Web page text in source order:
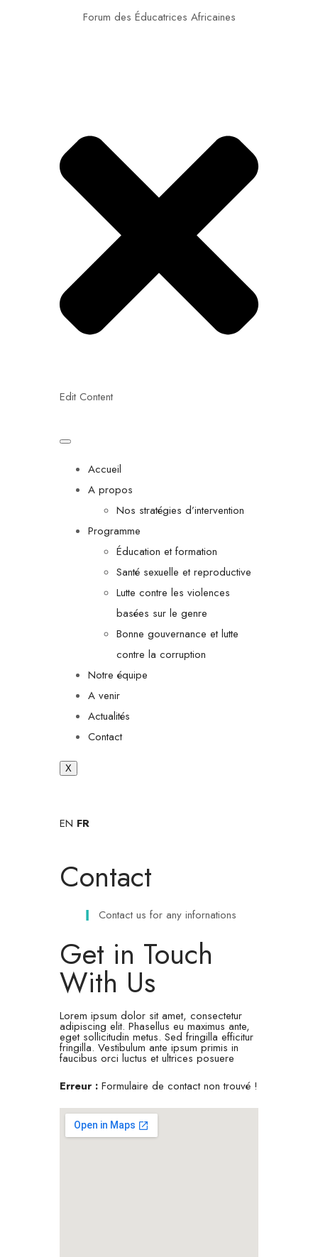
Forum des Éducatrices Africaines
Edit Content
Accueil
A propos
Nos stratégies d’intervention
Programme
Éducation et formation
Santé sexuelle et reproductive
Lutte contre les violences
basées sur le genre
Bonne gouvernance et lutte
contre la corruption
Notre équipe
A venir
Actualités
Contact
X
EN FR
Contact
Contact us for any infornations
Get in Touch
With Us
Lorem ipsum dolor sit amet, consectetur
adipiscing elit. Phasellus eu maximus ante,
eget sollicitudin metus. Sed fringilla efficitur
fringilla. Vestibulum ante ipsum primis in
faucibus orci luctus et ultrices posuere
Erreur : Formulaire de contact non trouvé !